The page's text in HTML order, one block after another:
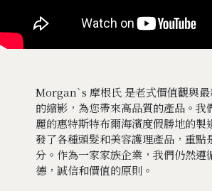
Morgan`s 摩根氏 是老式價值觀與最
的縮影，為您帶來高品質的產品。我
麗的惠特斯特布爾海濱度假勝地的製
發了各種頭髮和美容護理產品，重點
分。作為一家家族企業，我們仍然遵
德，誠信和價值的原則。